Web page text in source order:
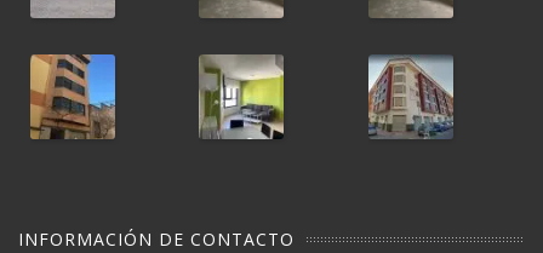
INFORMACIÓN DE CONTACTO